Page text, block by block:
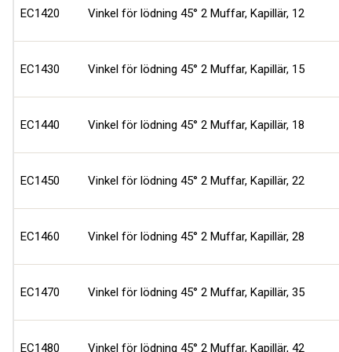
EC1420 Vinkel för lödning 45° 2 Muffar, Kapillär, 12
EC1430 Vinkel för lödning 45° 2 Muffar, Kapillär, 15
EC1440 Vinkel för lödning 45° 2 Muffar, Kapillär, 18
EC1450 Vinkel för lödning 45° 2 Muffar, Kapillär, 22
EC1460 Vinkel för lödning 45° 2 Muffar, Kapillär, 28
EC1470 Vinkel för lödning 45° 2 Muffar, Kapillär, 35
EC1480 Vinkel för lödning 45° 2 Muffar, Kapillär, 42